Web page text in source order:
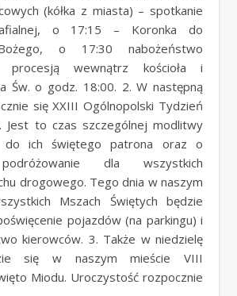
(kółka z miasta) – spotkanie
o 17:15 – Koronka do
o 17:30 nabożeństwo
procesją wewnątrz kościoła i
Św. o godz. 18:00. 2. W następną
się XXIII Ogólnopolski Tydzień
Jest to czas szczególnej modlitwy
do ich świętego patrona oraz o
dla wszystkich
drogowego. Tego dnia w naszym
Mszach Świętych będzie
pojazdów (na parkingu) i
kierowców. 3. Także w niedzielę
się w naszym mieście VIII
Miodu. Uroczystość rozpocznie